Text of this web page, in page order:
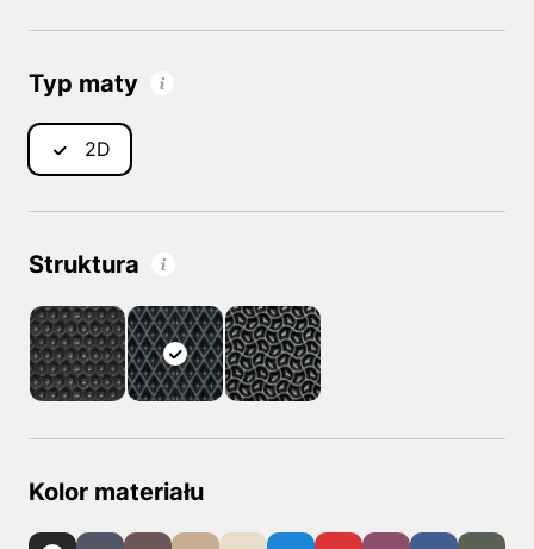
Typ maty
2D
Struktura
Kolor materiału